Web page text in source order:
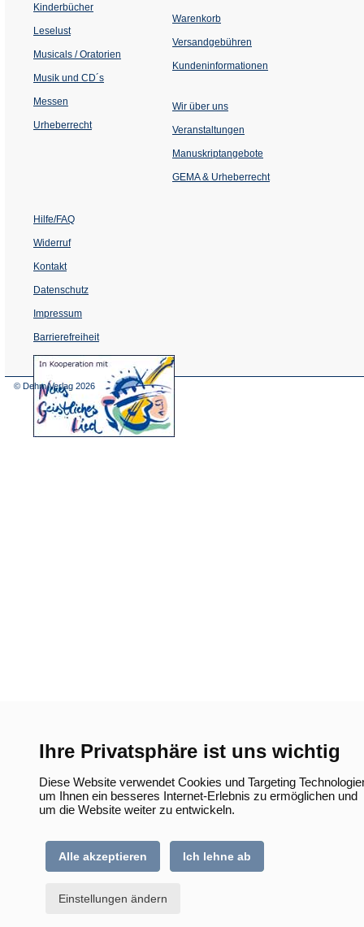
Ihre Privatsphäre ist uns wichtig
Diese Website verwendet Cookies und Targeting
um Ihnen ein besseres Internet-Erlebnis zu ermöglichen und
um die Website weiter zu entwickeln.
Alle akzeptieren Ich lehne ab
Einstellungen ändern
Kinderbücher
Leselust
Musicals / Oratorien
Musik und CD´s
Messen
Urheberrecht
Warenkorb
Versandgebühren
Kundeninformationen
Wir über uns
Veranstaltungen
einem
Tab)
Manuskriptangebote
GEMA & Urheberrecht
Hilfe/FAQ
Widerruf
Kontakt
Datenschutz
Impressum
Barrierefreiheit
(Öffnet
in
© Dehm Verlag 2026